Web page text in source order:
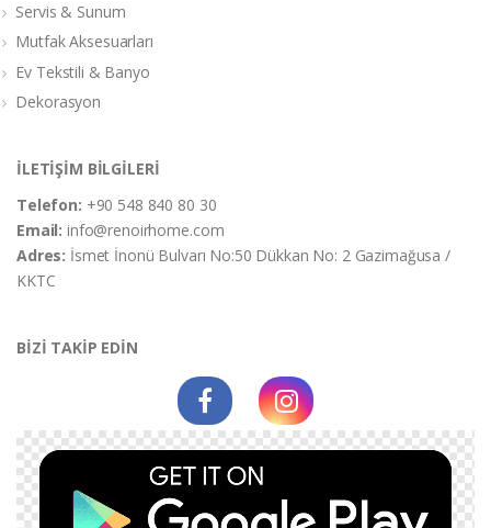
Servis & Sunum
Mutfak Aksesuarları
Ev Tekstili & Banyo
Dekorasyon
İLETİŞİM BİLGİLERİ
Telefon: +90 548 840 80 30
Email:info@renoirhome.com
Adres: İsmet İnonü Bulvarı No:50 Dükkan No: 2 Gazimağusa /
KKTC
BİZİ TAKİP EDİN